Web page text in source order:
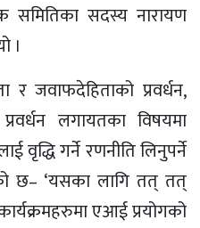
समितिका सदस्य नारायण
।
र जवाफदेहिताको प्रवर्धन,
लगायतका विषयमा
वृद्धि गर्ने रणनीति लिनुपर्ने
छ– ‘यसका लागि तत् तत्
एआई प्रयोगको